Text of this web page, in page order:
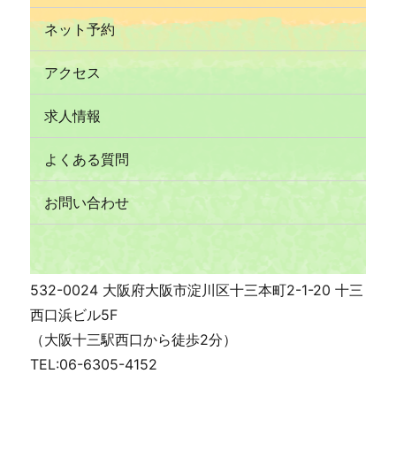
ネット予約
アクセス
求人情報
よくある質問
お問い合わせ
532-0024 大阪府大阪市淀川区十三本町2-1-20 十三
西口浜ビル5F
（大阪十三駅西口から徒歩2分）
TEL:06-6305-4152